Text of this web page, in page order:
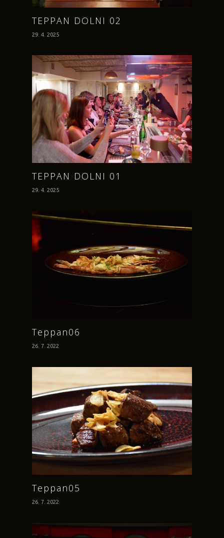
TEPPAN DOLNI 02
29. 4. 2025
TEPPAN DOLNI 01
29. 4. 2025
Teppan06
26. 7. 2022
Teppan05
26. 7. 2022